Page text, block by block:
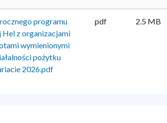
programu
z organizacjami
wymienionymi
pożytku
2026.pdf
pdf 2.5 MB